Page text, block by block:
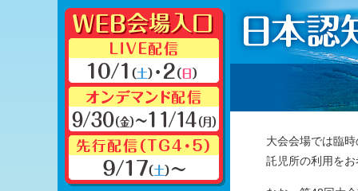
大会会場では臨
託児所の利用を